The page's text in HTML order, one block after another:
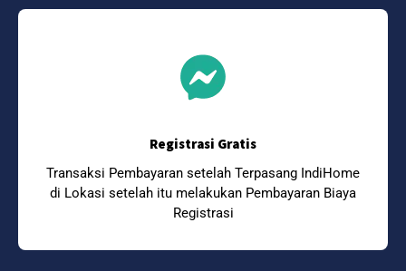
Registrasi Gratis
Transaksi Pembayaran setelah Terpasang IndiHome
di Lokasi setelah itu melakukan Pembayaran Biaya
Registrasi